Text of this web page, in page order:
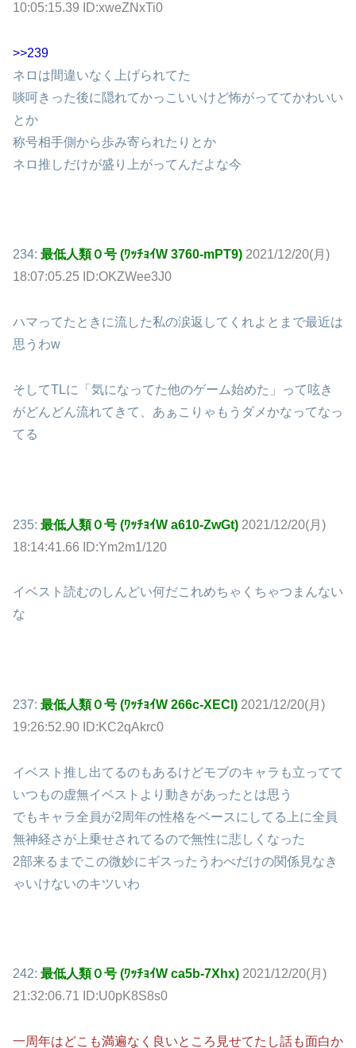
10:05:15.39 ID:xweZNxTi0
>>239
ネロは間違いなく上げられてた
啖呵きった後に隠れてかっこいいけど怖がっててかわいい
とか
称号相手側から歩み寄られたりとか
ネロ推しだけが盛り上がってんだよな今
234: 最低人類０号 (ﾜｯﾁｮｲW 3760-mPT9) 2021/12/20(月)
18:07:05.25 ID:OKZWee3J0
ハマってたときに流した私の涙返してくれよとまで最近は
思うわw
そしてTLに「気になってた他のゲーム始めた」って呟き
がどんどん流れてきて、あぁこりゃもうダメかなってなっ
てる
235: 最低人類０号 (ﾜｯﾁｮｲW a610-ZwGt) 2021/12/20(月)
18:14:41.66 ID:Ym2m1/120
イベスト読むのしんどい何だこれめちゃくちゃつまんない
な
237: 最低人類０号 (ﾜｯﾁｮｲW 266c-XECl) 2021/12/20(月)
19:26:52.90 ID:KC2qAkrc0
イベスト推し出てるのもあるけどモブのキャラも立ってて
いつもの虚無イベストより動きがあったとは思う
でもキャラ全員が2周年の性格をベースにしてる上に全員
無神経さが上乗せされてるので無性に悲しくなった
2部来るまでこの微妙にギスったうわべだけの関係見なき
ゃいけないのキツいわ
242: 最低人類０号 (ﾜｯﾁｮｲW ca5b-7Xhx) 2021/12/20(月)
21:32:06.71 ID:U0pK8S8s0
一周年はどこも満遍なく良いところ見せてたし話も面白か